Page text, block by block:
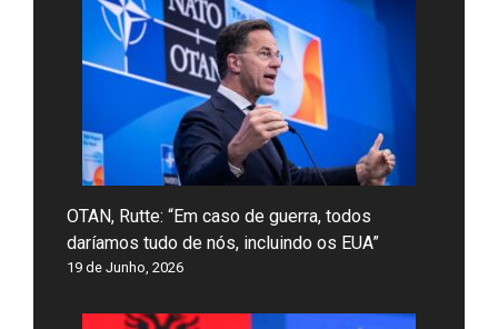
OTAN, Rutte: “Em caso de guerra, todos
daríamos tudo de nós, incluindo os EUA”
19 de Junho, 2026